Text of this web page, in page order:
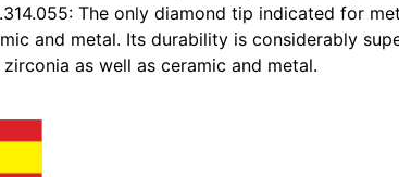
The only diamond tip indicated for
and metal. Its durability is considerably
as well as ceramic and metal.